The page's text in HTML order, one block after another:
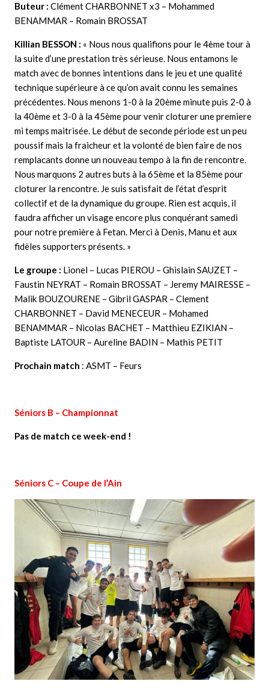
Buteur : Clément CHARBONNET x3 – Mohammed
BENAMMAR – Romain BROSSAT
Killian BESSON : « Nous nous qualifions pour le 4ème tour à
la suite d’une prestation très sérieuse. Nous entamons le
match avec de bonnes intentions dans le jeu et une qualité
technique supérieure à ce qu’on avait connu les semaines
précédentes. Nous menons 1-0 à la 20ème minute puis 2-0 à
la 40ème et 3-0 à la 45ème pour venir cloturer une premiere
mi temps maitrisée. Le début de seconde période est un peu
poussif mais la fraicheur et la volonté de bien faire de nos
remplacants donne un nouveau tempo à la fin de rencontre.
Nous marquons 2 autres buts à la 65ème et la 85ème pour
cloturer la rencontre. Je suis satisfait de l’état d’esprit
collectif et de la dynamique du groupe. Rien est acquis, il
faudra afficher un visage encore plus conquérant samedi
pour notre première à Fetan. Merci à Denis, Manu et aux
fidèles supporters présents. »
Le groupe : Lionel – Lucas PIEROU – Ghislain SAUZET –
Faustin NEYRAT – Romain BROSSAT – Jeremy MAIRESSE –
Malik BOUZOURENE – Gibril GASPAR – Clement
CHARBONNET – David MENECEUR – Mohamed
BENAMMAR – Nicolas BACHET – Matthieu EZIKIAN –
Baptiste LATOUR – Aureline BADIN – Mathis PETIT
Prochain match : ASMT – Feurs
Séniors B – Championnat
Pas de match ce week-end !
Séniors C – Coupe de l’Ain